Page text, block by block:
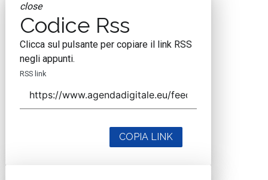
close
Codice Rss
Clicca sul pulsante per copiare il link RSS
negli appunti.
RSS link
COPIA LINK